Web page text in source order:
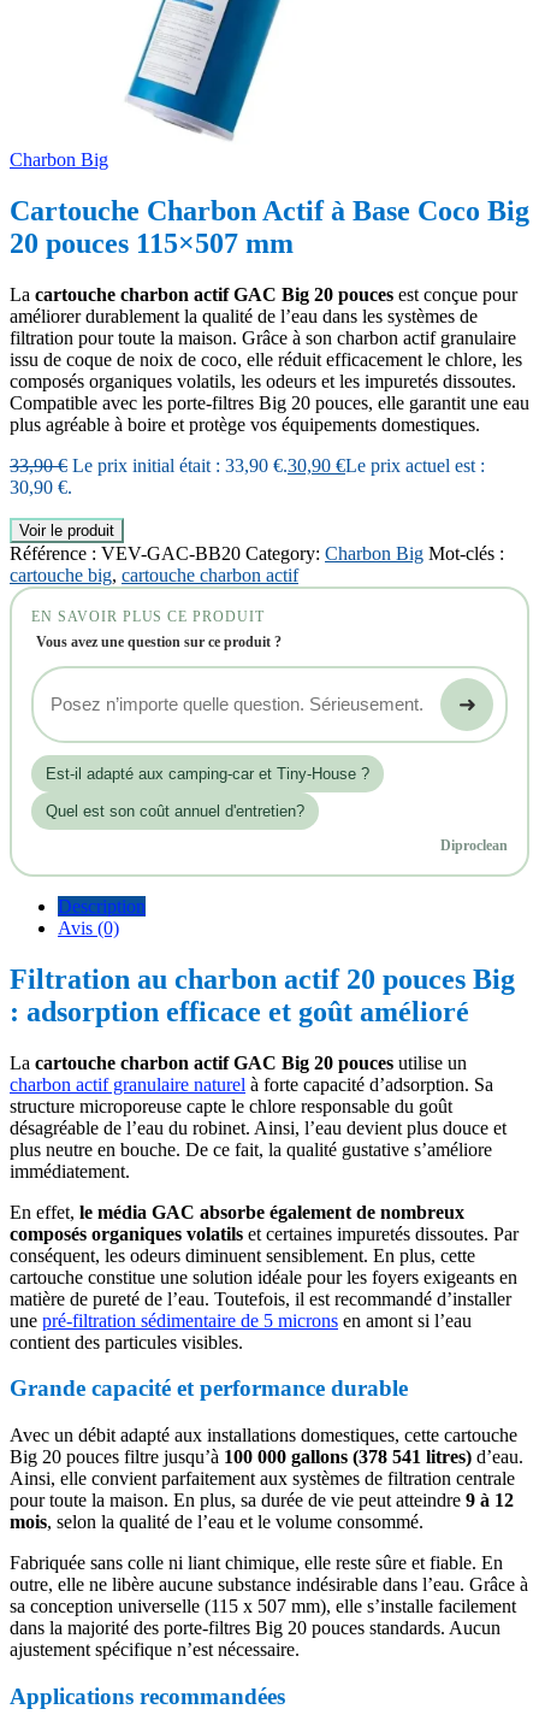
Charbon Big
Cartouche Charbon Actif à Base Coco Big
20 pouces 115×507 mm
La cartouche charbon actif GAC Big 20 pouces est conçue pour
améliorer durablement la qualité de l’eau dans les systèmes de
filtration pour toute la maison. Grâce à son charbon actif granulaire
issu de coque de noix de coco, elle réduit efficacement le chlore, les
composés organiques volatils, les odeurs et les impuretés dissoutes.
Compatible avec les porte-filtres Big 20 pouces, elle garantit une eau
plus agréable à boire et protège vos équipements domestiques.
33,90€ Le prix initial était : 33,90 €.30,90 €Le prix actuel est :
30,90 €.
Voir le produit
Référence : VEV-GAC-BB20 Category: Charbon Big Mot-clés :
cartouche big, cartouche charbon actif
EN SAVOIR PLUS CE PRODUIT
Vous avez une question sur ce produit ?
➜
Est‑il adapté aux camping-car et Tiny-House ?
Quel est son coût annuel d'entretien?
Diproclean
Description
Avis (0)
Filtration au charbon actif 20 pouces Big
: adsorption efficace et goût amélioré
La cartouche charbon actif GAC Big 20 pouces utilise un
charbon actif granulaire naturel à forte capacité d’adsorption. Sa
structure microporeuse capte le chlore responsable du goût
désagréable de l’eau du robinet. Ainsi, l’eau devient plus douce et
plus neutre en bouche. De ce fait, la qualité gustative s’améliore
immédiatement.
En effet, le média GAC absorbe également de nombreux
composés organiques volatils et certaines impuretés dissoutes. Par
conséquent, les odeurs diminuent sensiblement. En plus, cette
cartouche constitue une solution idéale pour les foyers exigeants en
matière de pureté de l’eau. Toutefois, il est recommandé d’installer
une pré-filtration sédimentaire de 5 microns en amont si l’eau
contient des particules visibles.
Grande capacité et performance durable
Avec un débit adapté aux installations domestiques, cette cartouche
Big 20 pouces filtre jusqu’à 100 000 gallons (378 541 litres) d’eau.
Ainsi, elle convient parfaitement aux systèmes de filtration centrale
pour toute la maison. En plus, sa durée de vie peut atteindre 9 à 12
mois, selon la qualité de l’eau et le volume consommé.
Fabriquée sans colle ni liant chimique, elle reste sûre et fiable. En
outre, elle ne libère aucune substance indésirable dans l’eau. Grâce à
sa conception universelle (115 x 507 mm), elle s’installe facilement
dans la majorité des porte-filtres Big 20 pouces standards. Aucun
ajustement spécifique n’est nécessaire.
Applications recommandées